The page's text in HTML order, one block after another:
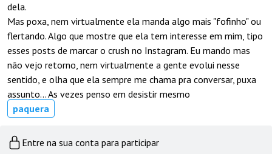
dela.
Mas poxa, nem virtualmente ela manda algo mais "fofinho" ou
flertando. Algo que mostre que ela tem interesse em mim, tipo
esses posts de marcar o crush no Instagram. Eu mando mas
não vejo retorno, nem virtualmente a gente evolui nesse
sentido, e olha que ela sempre me chama pra conversar, puxa
assunto... As vezes penso em desistir mesmo
paquera
Entre na sua conta para participar